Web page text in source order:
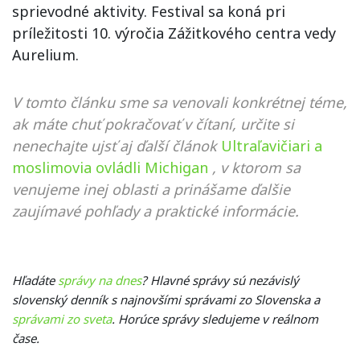
sprievodné aktivity. Festival sa koná pri
príležitosti 10. výročia Zážitkového centra vedy
Aurelium.
V tomto článku sme sa venovali konkrétnej téme,
ak máte chuť pokračovať v čítaní, určite si
nenechajte ujsť aj ďalší článok Ultraľavičiari a
moslimovia ovládli Michigan , v ktorom sa
venujeme inej oblasti a prinášame ďalšie
zaujímavé pohľady a praktické informácie.
Hľadáte správy na dnes? Hlavné správy sú nezávislý
slovenský denník s najnovšími správami zo Slovenska a
správami zo sveta. Horúce správy sledujeme v reálnom
čase.